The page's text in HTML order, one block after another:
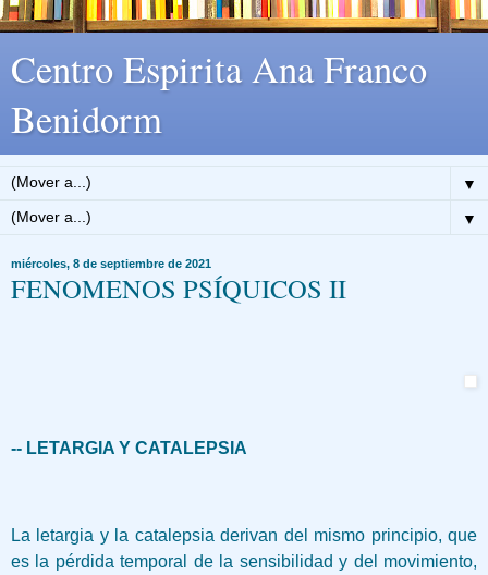
Centro Espirita Ana Franco
Benidorm
▼
▼
miércoles, 8 de septiembre de 2021
FENOMENOS PSÍQUICOS II
-- LETARGIA Y CATALEPSIA
La letargia y la catalepsia derivan del mismo principio, que
es la pérdida temporal de la sensibilidad y del movimiento,